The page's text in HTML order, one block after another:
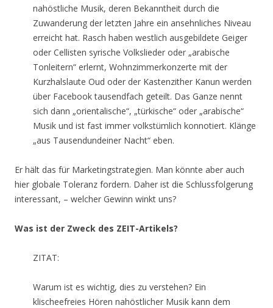
nahöstliche Musik, deren Bekanntheit durch die
Zuwanderung der letzten Jahre ein ansehnliches Niveau
erreicht hat. Rasch haben westlich ausgebildete Geiger
oder Cellisten syrische Volkslieder oder „arabische
Tonleitern“ erlernt, Wohnzimmerkonzerte mit der
Kurzhalslaute Oud oder der Kastenzither Kanun werden
über Facebook tausendfach geteilt. Das Ganze nennt
sich dann „orientalische“, „türkische“ oder „arabische“
Musik und ist fast immer volkstümlich konnotiert. Klänge
„aus Tausendundeiner Nacht“ eben.
Er hält das für Marketingstrategien. Man könnte aber auch
hier globale Toleranz fordern. Daher ist die Schlussfolgerung
interessant, – welcher Gewinn winkt uns?
Was ist der Zweck des ZEIT-Artikels?
ZITAT:
Warum ist es wichtig, dies zu verstehen? Ein
klischeefreies Hören nahöstlicher Musik kann dem